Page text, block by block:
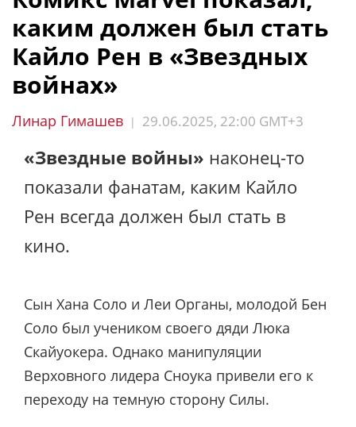
каким должен был стать
Кайло Рен в «Звездных
войнах»
Линар Гимашев | 29.06.2025, 22:00 GMT+3
«Звездные войны» наконец-то
показали фанатам, каким Кайло
Рен всегда должен был стать в
кино.
Сын Хана Соло и Леи Органы, молодой Бен
Соло был учеником своего дяди Люка
Скайуокера. Однако манипуляции
Верховного лидера Сноука привели его к
переходу на темную сторону Силы.